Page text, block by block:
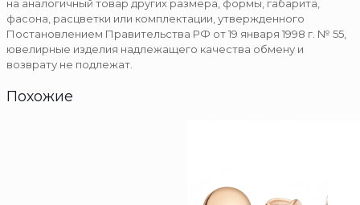
на аналогичный товар других размера, формы, габарита,
фасона, расцветки или комплектации, утвержденного
Постановлением Правительства РФ от 19 января 1998 г. № 55,
ювелирные изделия надлежащего качества обмену и
возврату не подлежат.
Похожие